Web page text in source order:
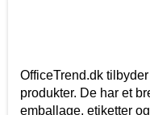
OfficeTrend.dk
produkter. De har et
emballage, etiketter